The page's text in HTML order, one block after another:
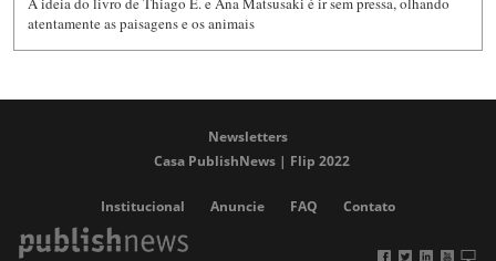
atentamente as paisagens e os animais
Newsletters
Casa PublishNews | Flip 2022
Institucional Anuncie FAQ Contato